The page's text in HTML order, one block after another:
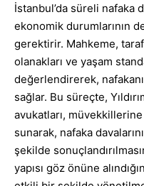
İstanbul’da süreli nafaka
ekonomik durumlarının
gerektirir. Mahkeme,
olanakları ve yaşam
değerlendirerek,
sağlar. Bu süreçte,
avukatları,
sunarak, nafaka
şekilde
yapısı göz önüne